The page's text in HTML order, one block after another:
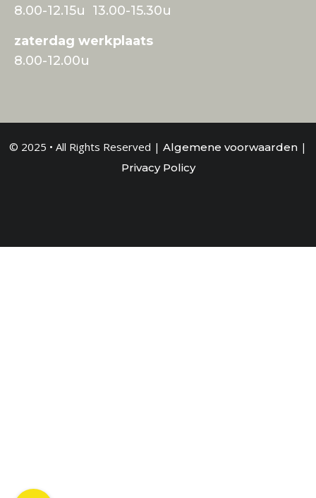
8.00-12.15u 13.00-15.30u
zaterdag werkplaats
8.00-12.00u
© 2025 • All Rights Reserved | Algemene voorwaarden |
Privacy Policy